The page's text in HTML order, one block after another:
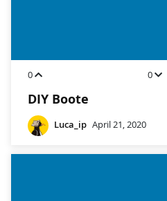
0 0
DIY Boote
Luca_ip April 21, 2020